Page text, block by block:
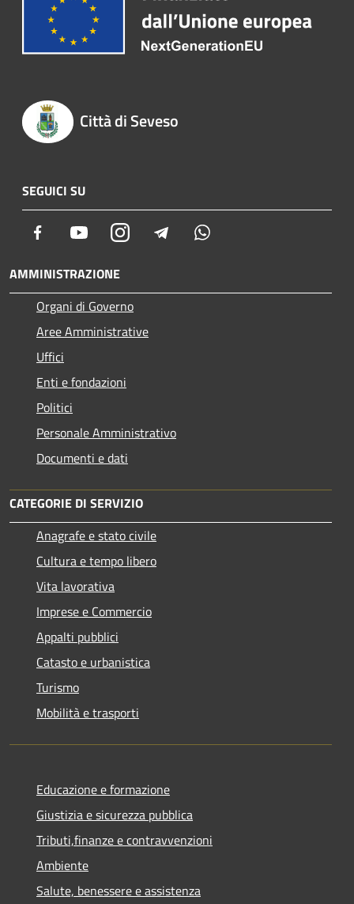
Città di Seveso
SEGUICI SU
Facebook YoutubeInstagram Telegram
AMMINISTRAZIONE
Organi di Governo
Aree Amministrative
Uffici
Enti e fondazioni
Politici
Personale Amministrativo
Documenti e dati
CATEGORIE DI SERVIZIO
Anagrafe e stato civile
Cultura e tempo libero
Vita lavorativa
Imprese e Commercio
Appalti pubblici
Catasto e urbanistica
Turismo
Mobilità e trasporti
Educazione e formazione
Giustizia e sicurezza pubblica
Tributi,finanze e contravvenzioni
Ambiente
Salute, benessere e assistenza